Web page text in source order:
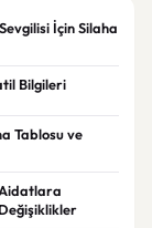
İçin Silaha
Bilgileri
Tablosu ve
Aidatlara